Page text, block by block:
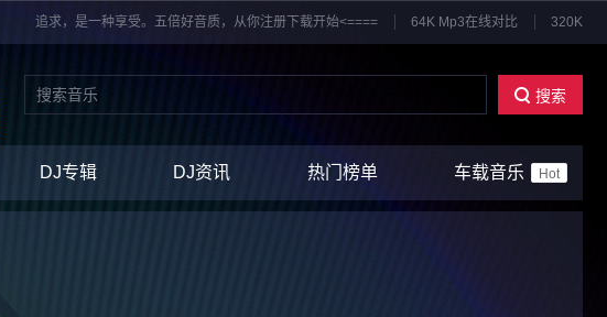
追求，是一种享受。五倍好音质，从你注册下载开始<==== 64K Mp3在线对比 320K
搜索
DJ专辑 DJ资讯 热门榜单 车载音乐 Hot